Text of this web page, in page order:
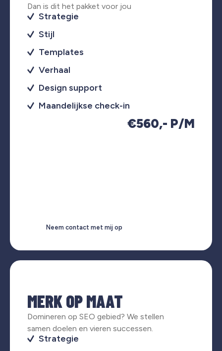
Dan is dit het pakket voor jou
Strategie
Stijl
Templates
Verhaal
Design support
Maandelijkse check-in
€560,- P/M
Neem contact met mij op
MERK OP MAAT
Domineren op SEO gebied? We stellen
samen doelen en vieren successen.
Strategie